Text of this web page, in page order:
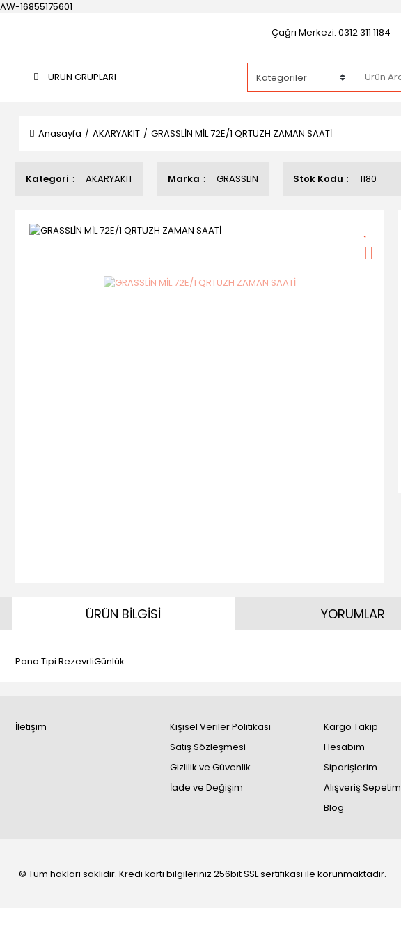
AW-16855175601
Çağrı Merkezi: 0312 311 1184
ÜRÜN GRUPLARI
Anasayfa AKARYAKIT GRASSLİN MİL 72E/1 QRTUZH ZAMAN SAATİ
Kategori AKARYAKIT Marka GRASSLIN Stok Kodu 1180
ÜRÜN BİLGİSİ
Pano Tipi RezevrliGünlük
YORUMLAR
İletişim
Kişisel Veriler Politikası
Satış Sözleşmesi
Gizlilik ve Güvenlik
İade ve Değişim
Kargo Takip
Hesabım
Siparişlerim
Alışveriş Sepetim
Blog
© Tüm hakları saklıdır. Kredi kartı bilgileriniz 256bit SSL sertifikası ile korunmaktadır.